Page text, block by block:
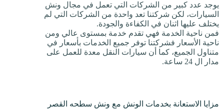
يوجد عدد كبير من الشركات التي تعمل في مجال ونش
السيارات، لكن شركتنا تعد واحدة من الشركات التي لم
يختلف عليها اثنان في الكفاءة والجودة.
فمن ناحية الخدمة فهي تقدم خدمة بمستوى عالي ومن
ناحية الأسعار فشركتنا توفر جميع الخدمات بأسعار في
متناول الجميع، كما أن سيارات النقل معدة للعمل على
مدار ال 24 ساعة.
مزايا الاستعانة بخدمات الونش مع ونش سطحه القصر